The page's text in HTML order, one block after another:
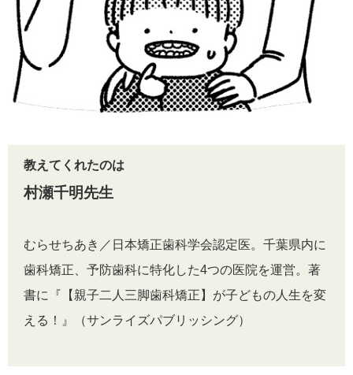
教えてくれたのは
村瀬千明先生
むらせちあき／日本矯正歯科学会認定医。千葉県内に
歯科矯正、予防歯科に特化した4つの医院を運営。著
書に『【親子二人三脚歯科矯正】が子どもの人生を変
える！』（サンライズパブリッシング）